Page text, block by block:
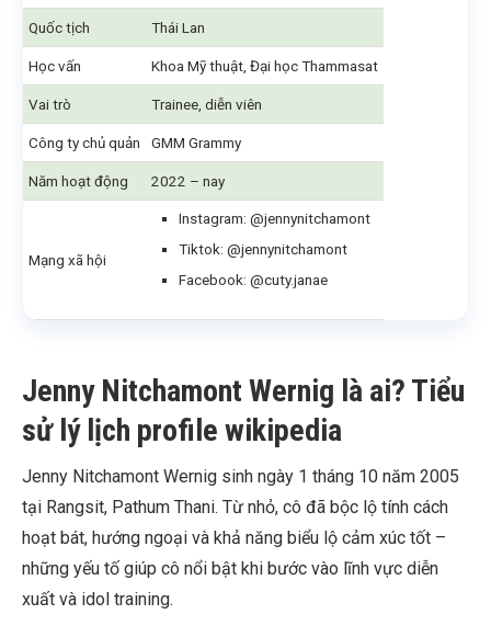
Quốc tịch Thái Lan
Học vấn Khoa Mỹ thuật, Đại học Thammasat
Vai trò Trainee, diễn viên
Công ty chủ quản GMM Grammy
Năm hoạt động 2022 – nay
Mạng xã hội
Instagram: @jennynitchamont
Tiktok: @jennynitchamont
Facebook: @cuty.janae
Jenny Nitchamont Wernig là ai? Tiểu
sử lý lịch profile wikipedia
Jenny Nitchamont Wernig sinh ngày 1 tháng 10 năm 2005
tại Rangsit, Pathum Thani. Từ nhỏ, cô đã bộc lộ tính cách
hoạt bát, hướng ngoại và khả năng biểu lộ cảm xúc tốt –
những yếu tố giúp cô nổi bật khi bước vào lĩnh vực diễn
xuất và idol training.